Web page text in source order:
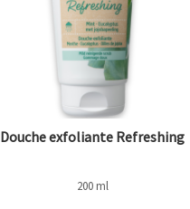
Douche exfoliante Refreshing
200 ml